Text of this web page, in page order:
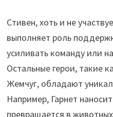
Стивен, хоть и не
выполняет роль
усиливать команду или
Остальные герои, такие
Жемчуг, обладают
Например, Гарнет
превращается в